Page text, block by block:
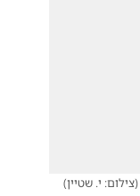
(צילום: י. שטיין)